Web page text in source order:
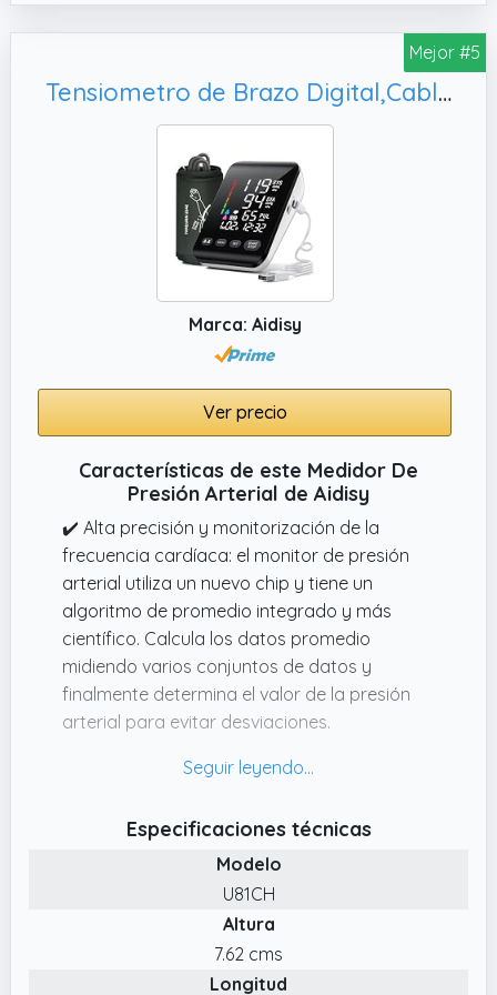
Mejor #5
Tensiometro de Brazo Digital,Cable de Carga de Batería AA/Tipo-C
Marca: Aidisy
Ver precio
Características de este Medidor De
Presión Arterial de Aidisy
✔️ Alta precisión y monitorización de la
frecuencia cardíaca: el monitor de presión
arterial utiliza un nuevo chip y tiene un
algoritmo de promedio integrado y más
científico. Calcula los datos promedio
midiendo varios conjuntos de datos y
finalmente determina el valor de la presión
arterial para evitar desviaciones.
tensiómetro cuenta con una gran pantalla
protectora para los ojos asegura que los
números se muestren claros, brillantes y sin
deslumbramiento. La fuente grande y la
pantalla de 6 colores permiten a las
personas mayores un uso fácil y autónomo
del monitor de presión arterial.
Especificaciones técnicas
Modelo
U81CH
Altura
7.62 cms
Longitud